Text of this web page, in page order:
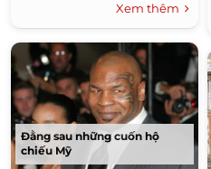
Xem thêm
Đằng sau những cuốn hộ
chiếu Mỹ